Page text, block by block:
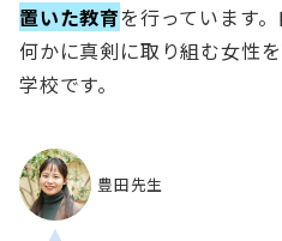
置いた教育を行っています
何かに真剣に取り組む女性
学校です。
豊田先生